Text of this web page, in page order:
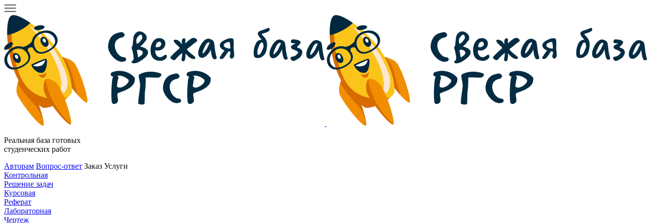
Реальная база готовых
студенческих работ
Авторам Вопрос-ответ Заказ Услуги
Контрольная
Решение задач
Курсовая
Реферат
Лабораторная
Чертеж